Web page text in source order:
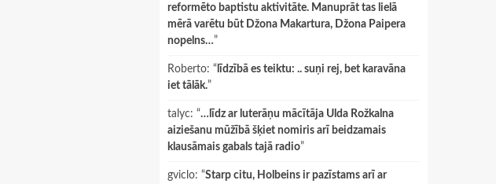
reformēto baptistu aktivitāte. Manuprāt tas lielā
mērā varētu būt Džona Makartura, Džona Paipera
nopelns…”
Roberto: “ līdzībā es teiktu: .. suņi rej, bet karavāna
iet tālāk.”
talyc: “…līdz ar luterāņu mācītāja Ulda Rožkalna
aiziešanu mūžībā šķiet nomiris arī beidzamais
klausāmais gabals tajā radio”
gviclo: “Starp citu, Holbeins ir pazīstams arī ar